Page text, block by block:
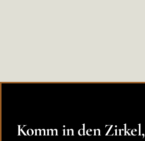
Komm in den Zirkel,